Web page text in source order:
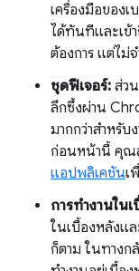
เครื่องมือของเ
ได้ทันทีและเข้
ต้องการ แต่ไม่
ชุดฟีเจอร์: ส่ว
ลึกซึ้งผ่าน
มากกว่าสำหรับ
ก่อนหน้านี้ คุณ
แอปพลิเคชันเ
การทํางานใน
ในเบื้องหลังแล
ก็ตาม ในทาง